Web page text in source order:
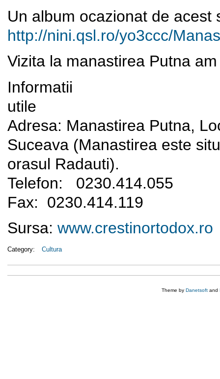
Un album ocazionat de
http://nini.qsl.ro/yo3ccc/
Vizita la manastirea Putna
Informatii
Adresa: Manastirea Putna,
Suceava (Manastirea este
orasul Radauti).
Telefon: 0230.414.055
Fax: 0230.414.119
Sursa: www.crestinortodox.ro
Category: Cultura
Theme by Danetsoft and